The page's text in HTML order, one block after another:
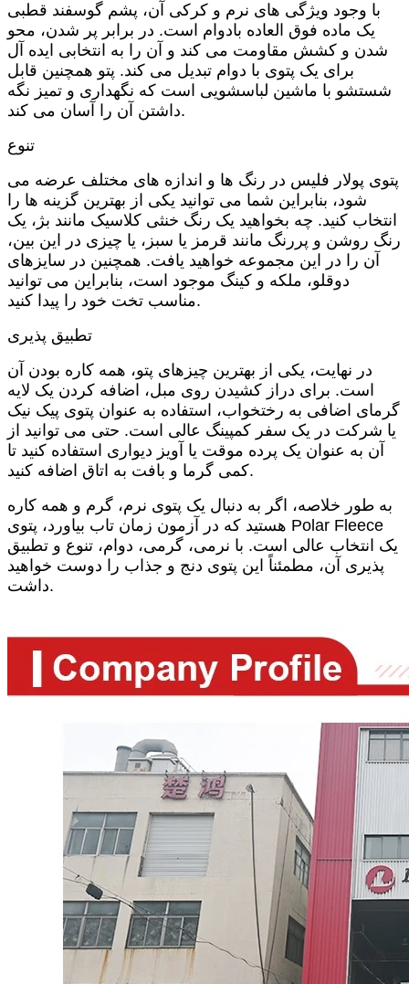
با وجود ویژگی های نرم و کرکی آن، پشم گوسفند قطبی
یک ماده فوق العاده بادوام است. در برابر پر شدن، محو
شدن و کشش مقاومت می کند و آن را به انتخابی ایده آل
برای یک پتوی با دوام تبدیل می کند. پتو همچنین قابل
شستشو با ماشین لباسشویی است که نگهداری و تمیز نگه
داشتن آن را آسان می کند.
تنوع
پتوی پولار فلیس در رنگ ها و اندازه های مختلف عرضه می
شود، بنابراین شما می توانید یکی از بهترین گزینه ها را
انتخاب کنید. چه بخواهید یک رنگ خنثی کلاسیک مانند بژ، یک
رنگ روشن و پررنگ مانند قرمز یا سبز، یا چیزی در این بین،
آن را در این مجموعه خواهید یافت. همچنین در سایزهای
دوقلو، ملکه و کینگ موجود است، بنابراین می توانید
مناسب تخت خود را پیدا کنید.
تطبیق پذیری
در نهایت، یکی از بهترین چیزهای پتو، همه کاره بودن آن
است. برای دراز کشیدن روی مبل، اضافه کردن یک لایه
گرمای اضافی به رختخواب، استفاده به عنوان پتوی پیک نیک
یا شرکت در یک سفر کمپینگ عالی است. حتی می توانید از
آن به عنوان یک پرده موقت یا آویز دیواری استفاده کنید تا
کمی گرما و بافت به اتاق اضافه کنید.
به طور خلاصه، اگر به دنبال یک پتوی نرم، گرم و همه کاره
هستید که در آزمون زمان تاب بیاورد، پتوی Polar Fleece
یک انتخاب عالی است. با نرمی، گرمی، دوام، تنوع و تطبیق
پذیری آن، مطمئناً این پتوی دنج و جذاب را دوست خواهید
داشت.